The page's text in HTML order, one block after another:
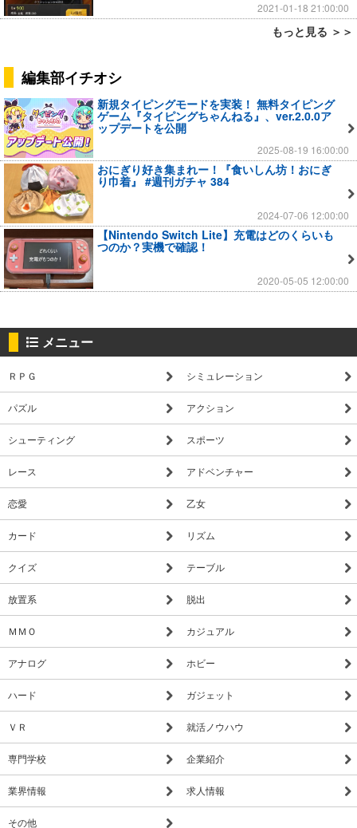
2021-01-18 21:00:00
もっと見る ＞＞
編集部イチオシ
新規タイピングモードを実装！ 無料タイピング
ゲーム『タイピングちゃんねる』、ver.2.0.0ア
ップデートを公開
2025-08-19 16:00:00
おにぎり好き集まれー！『食いしん坊！おにぎ
り巾着』 #週刊ガチャ 384
2024-07-06 12:00:00
【Nintendo Switch Lite】充電はどのくらいも
つのか？実機で確認！
2020-05-05 12:00:00
メニュー
ＲＰＧ シミュレーション
パズル アクション
シューティング スポーツ
レース アドベンチャー
恋愛 乙女
カード リズム
クイズ テーブル
放置系 脱出
ＭＭＯ カジュアル
アナログ ホビー
ハード ガジェット
ＶＲ 就活ノウハウ
専門学校 企業紹介
業界情報 求人情報
その他